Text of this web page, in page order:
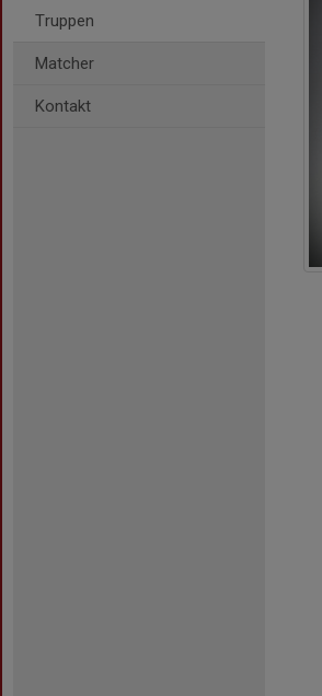
Truppen
Matcher
Kontakt